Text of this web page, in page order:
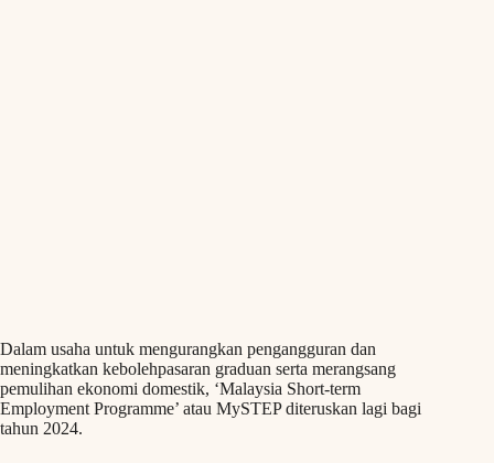
Dalam usaha untuk mengurangkan pengangguran dan
meningkatkan kebolehpasaran graduan serta merangsang
pemulihan ekonomi domestik, ‘Malaysia Short-term
Employment Programme’ atau MySTEP diteruskan lagi bagi
tahun 2024.